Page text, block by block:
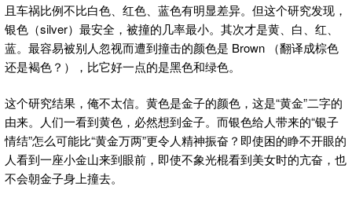
且车祸比例不比白色、红色、蓝色有明显差异。但这个研究发现，
银色（silver）最安全，被撞的几率最小。其次才是黄、白、红、
蓝。最容易被别人忽视而遭到撞击的颜色是 Brown （翻译成棕色
还是褐色？），比它好一点的是黑色和绿色。
这个研究结果，俺不太信。黄色是金子的颜色，这是“黄金”二字的
由来。人们一看到黄色，必然想到金子。而银色给人带来的“银子
情结”怎么可能比“黄金万两”更令人精神振奋？即使困的睁不开眼的
人看到一座小金山来到眼前，即使不象光棍看到美女时的亢奋，也
不会朝金子身上撞去。